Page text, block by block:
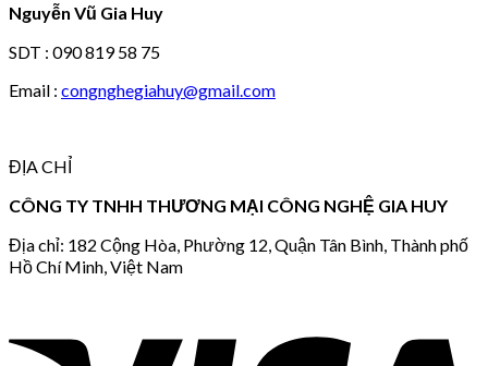
Nguyễn Vũ Gia Huy
SDT : 090 819 58 75
Email : congnghegiahuy@gmail.com
ĐỊA CHỈ
CÔNG TY TNHH THƯƠNG MẠI CÔNG NGHỆ GIA HUY
Địa chỉ: 182 Cộng Hòa, Phường 12, Quận Tân Bình, Thành phố
Hồ Chí Minh, Việt Nam